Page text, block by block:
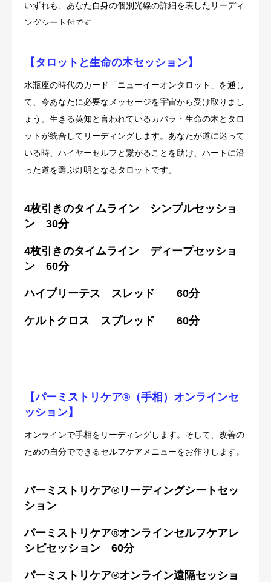
いずれも、あなた自身の個別光線の詳細を表したリーディ
ングシート付です
【タロットと生命の木セッション】
水瓶座の時代のカード「ニューイーオンタロット」を通し
て、今あなたに必要なメッセージを宇宙から受け取りまし
ょう。生きる英知と言われているカバラ・生命の木とタロ
ットが統合してリーディングします。あなたが道に迷って
いる時、ハイヤーセルフと繋がることを助け、ハートに沿
った道を選ぶ灯明となるタロットです。
4枚引きのタイムライン シンプルセッショ
ン 30分
4枚引きのタイムライン ディープセッショ
ン 60分
ハイプリーテス スレッド 60分
ケルトクロス スプレッド 60分
【パーミストリケア®︎（手相）オンラインセ
ッション】
オンラインで手相をリーディングします。そして、改善の
ための自分でできるセルフケアメニューをお作りします。
パーミストリケア®︎リーディングシートセッ
ション
パーミストリケア®︎オンラインセルフケアレ
シピセッション 60分
パーミストリケア®︎オンライン遠隔セッショ